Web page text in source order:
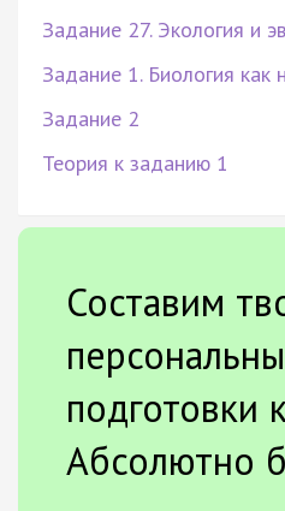
Задание 27. Экология и
Задание 1. Биология как
Задание 2
Теория к заданию 1
Составим
подготовки
Абсолютно